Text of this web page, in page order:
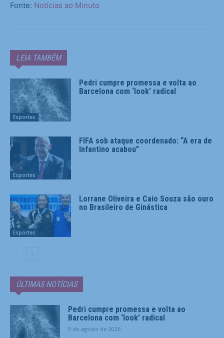
Fonte: Notícias ao Minuto
LEIA TAMBÉM
Esportes
Pedri cumpre promessa e volta ao
Barcelona com ‘look’ radical
Esportes
FIFA sob ataque coordenado: “A era de
Infantino acabou”
Esportes
Lorrane Oliveira e Caio Souza são ouro
no Brasileiro de Ginástica
ÚLTIMAS NOTÍCIAS
Pedri cumpre promessa e volta ao
Barcelona com ‘look’ radical
9 de agosto de 2026